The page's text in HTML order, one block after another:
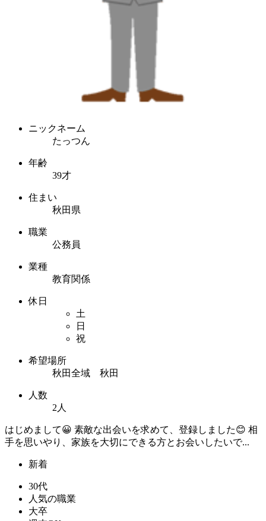
ニックネーム
たっつん
年齢
39才
住まい
秋田県
職業
公務員
業種
教育関係
休日
土
日
祝
希望場所
秋田全域 秋田
人数
2人
はじめまして😀 素敵な出会いを求めて、登録しました😊 相
手を思いやり、家族を大切にできる方とお会いしたいで...
新着
30代
人気の職業
大卒